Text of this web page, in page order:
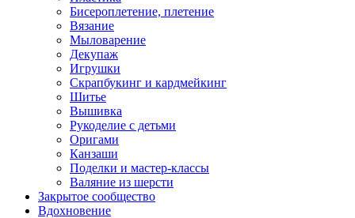
Бисероплетение, плетение
Вязание
Мыловарение
Декупаж
Игрушки
Скрапбукинг и кардмейкинг
Шитье
Вышивка
Рукоделие с детьми
Оригами
Канзаши
Поделки и мастер-классы
Валяние из шерсти
Закрытое сообщество
Вдохновение